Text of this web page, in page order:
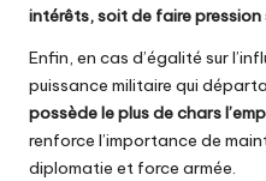
intérêts, soit de faire pression
Enfin, en cas d’égalité sur
puissance militaire qui
possède le plus de chars
renforce l’importance de
diplomatie et force armée.